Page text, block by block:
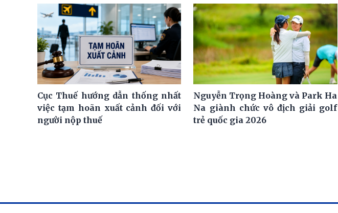
Cục Thuế hướng dẫn thống nhất
việc tạm hoãn xuất cảnh đối với
người nộp thuế
Nguyễn Trọng Hoàng và Park Ha
Na giành chức vô địch giải golf
trẻ quốc gia 2026